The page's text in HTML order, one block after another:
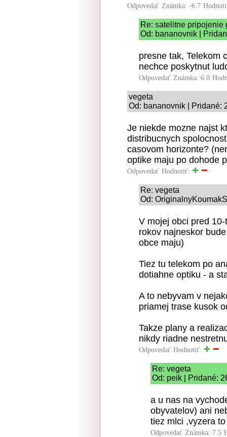
Odpovedať Známka: -6.7
Re: satelitne pripojenie
Od: bananovnik |
presne tak, Telekom
nechce poskytnut
Odpovedať Známka: 6.0
vegeta
Od: bananovnik | Pridané:
Je niekde mozne najst
distribucnych
casovom horizonte?
optike maju po dohode
Odpovedať Hodnotiť:
Re: vegeta
Od:
V mojej obci pred
rokov najneskor
obce maju)
Tiez tu telekom po
dotiahne optiku - a
A to nebyvam v
priamej trase kusok
Takze plany a
nikdy riadne
Odpovedať Hodnotiť:
Re: vegeta
Od: peik | Pridané:
a u nas na
obyvatelov) ani
tiez mlci ,vyzera
Odpovedať Známka: 7.5